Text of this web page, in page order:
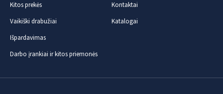
Kitos prekės
Vaikiški drabužiai
Išpardavimas
Darbo įrankiai ir kitos priemonės
Kontaktai
Katalogai